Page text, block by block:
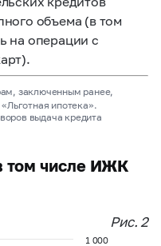
объема (в том
на операции с
заключенным ранее,
ипотека».
выдача кредита
том числе ИЖК
Рис. 2
1 000